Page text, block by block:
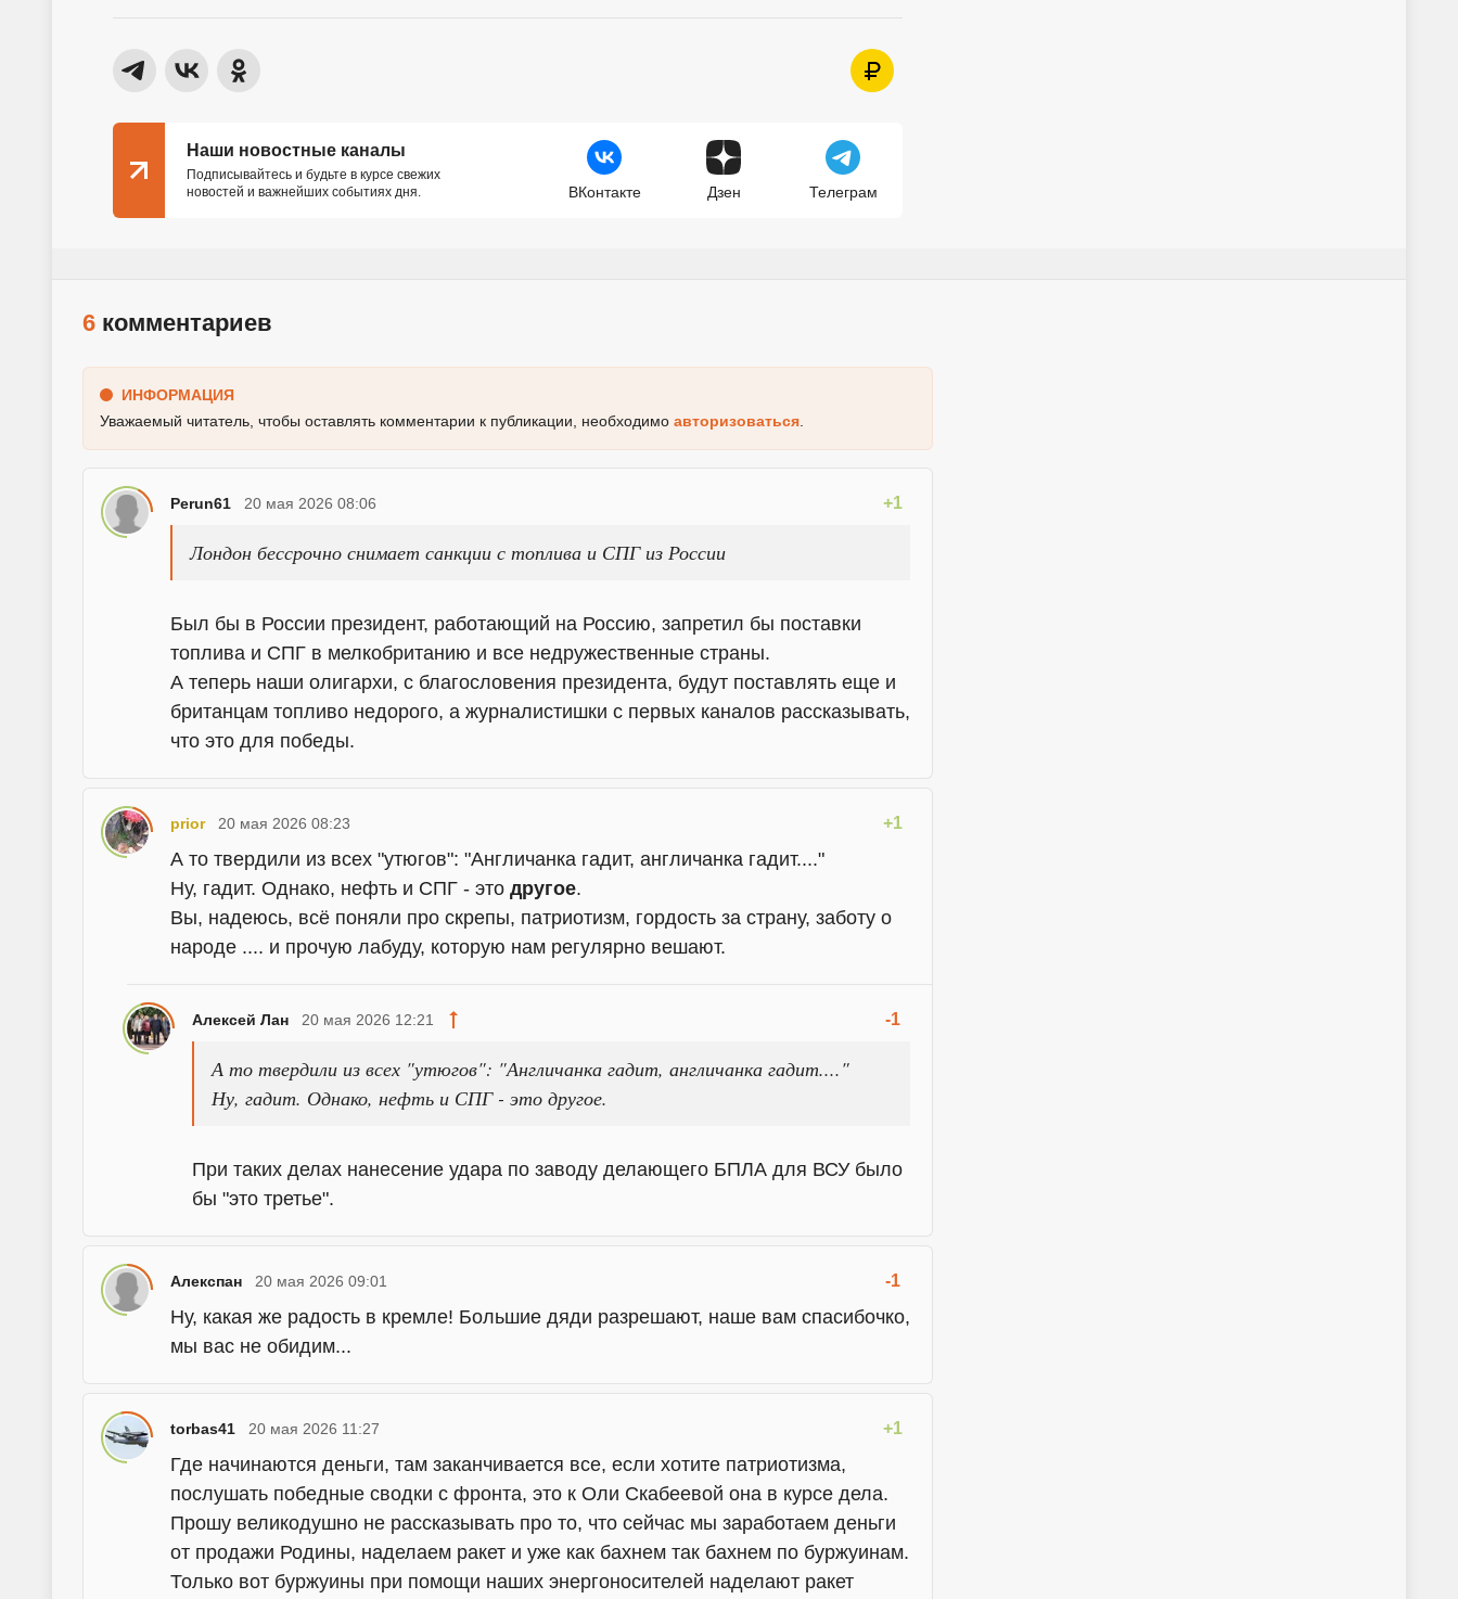
Наши новостные каналы
Подписывайтесь и будьте в курсе свежих
новостей и важнейших событиях дня.
ВКонтакте Дзен Телеграм
6 комментариев
ИНФОРМАЦИЯ
Уважаемый читатель, чтобы оставлять комментарии к публикации, необходимо авторизоваться
Perun61 +1
20 мая 2026 08:06
Лондон бессрочно снимает санкции с топлива и СПГ из России
Был бы в России президент, работающий на Россию, запретил бы поставки
топлива и СПГ в мелкобританию и все недружественные страны.
А теперь наши олигархи, с благословения президента, будут поставлять еще и
британцам топливо недорого, а журналистишки с первых каналов рассказывать,
что это для победы.
prior +1
20 мая 2026 08:23
А то твердили из всех "утюгов": "Англичанка гадит, англичанка гадит...."
Ну, гадит. Однако, нефть и СПГ - это другое.
Вы, надеюсь, всё поняли про скрепы, патриотизм, гордость за страну, заботу о
народе .... и прочую лабуду, которую нам регулярно вешают.
Алексей Лан -1
20 мая 2026 12:21
А то твердили из всех "утюгов": "Англичанка гадит, англичанка гадит...."
Ну, гадит. Однако, нефть и СПГ - это другое.
При таких делах нанесение удара по заводу делающего БПЛА для ВСУ было
бы "это третье".
Алекспан -1
20 мая 2026 09:01
Ну, какая же радость в кремле! Большие дяди разрешают, наше вам спасибочко,
мы вас не обидим...
torbas41 +1
20 мая 2026 11:27
Где начинаются деньги, там заканчивается все, если хотите патриотизма,
послушать победные сводки с фронта, это к Оли Скабеевой она в курсе дела.
Прошу великодушно не рассказывать про то, что сейчас мы заработаем деньги
от продажи Родины, наделаем ракет и уже как бахнем так бахнем по буржуинам.
Только вот буржуины при помощи наших энергоносителей наделают ракет